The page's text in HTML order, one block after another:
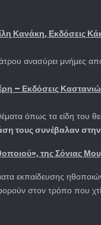
Κανάκη, Εκδόσεις
ανασύρει μνήμες
– Εκδόσεις
όπως τα είδη του
τους συνέβαλαν
της Σόνιας
εκπαίδευσης
στον τρόπο που